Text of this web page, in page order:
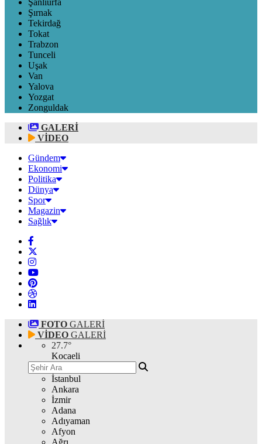
Şanlıurfa
Şırnak
Tekirdağ
Tokat
Trabzon
Tunceli
Uşak
Van
Yalova
Yozgat
Zonguldak
GALERİ
VİDEO
Gündem
Ekonomi
Politika
Dünya
Spor
Magazin
Sağlık
FOTO GALERİ
VİDEO GALERİ
27.7°
Kocaeli
İstanbul
Ankara
İzmir
Adana
Adıyaman
Afyon
Ağrı